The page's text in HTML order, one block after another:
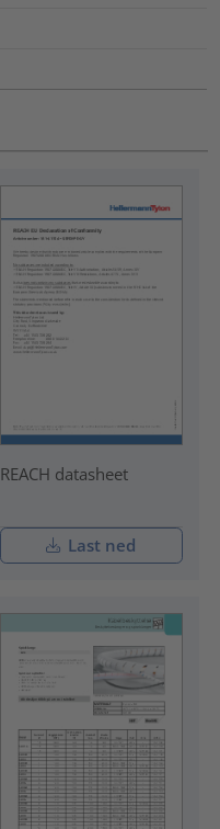
REACH datasheet
Last ned